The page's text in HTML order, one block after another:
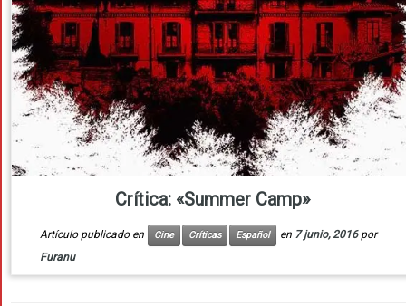
Crítica: «Summer Camp»
Artículo publicado en Cine Críticas Español en 7 junio, 2016 por
Furanu